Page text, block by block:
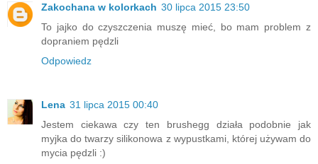
Zakochana w kolorkach 30 lipca 2015 23:50
To jajko do czyszczenia muszę mieć, bo mam problem z
dopraniem pędzli
Odpowiedz
Lena 31 lipca 2015 00:40
Jestem ciekawa czy ten brushegg działa podobnie jak
myjka do twarzy silikonowa z wypustkami, której używam do
mycia pędzli :)